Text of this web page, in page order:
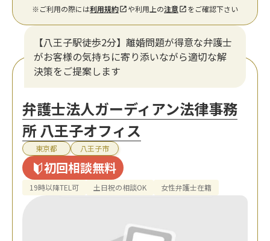
※ご利用の際には利用規約 や利用上の注意 をご確認下さい
【八王子駅徒歩2分】離婚問題が得意な弁護士
がお客様の気持ちに寄り添いながら適切な解
決策をご提案します
弁護士法人ガーディアン法律事務
所 八王子オフィス
東京都 八王子市
初回相談無料
19時以降TEL可 土日祝の相談OK 女性弁護士在籍